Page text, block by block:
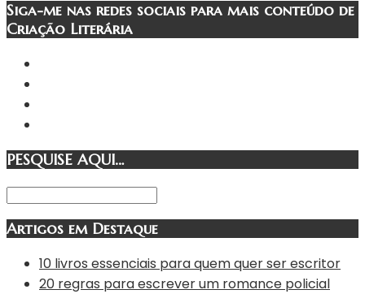
Siga-me nas redes sociais para mais conteúdo de
Criação Literária
PESQUISE AQUI…
Artigos em Destaque
10 livros essenciais para quem quer ser escritor
20 regras para escrever um romance policial